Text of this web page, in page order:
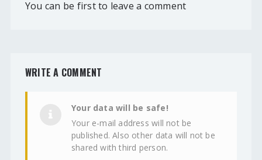
You can be first to leave a comment
WRITE A COMMENT
Your data will be safe!
Your e-mail address will not be
published. Also other data will not be
shared with third person.